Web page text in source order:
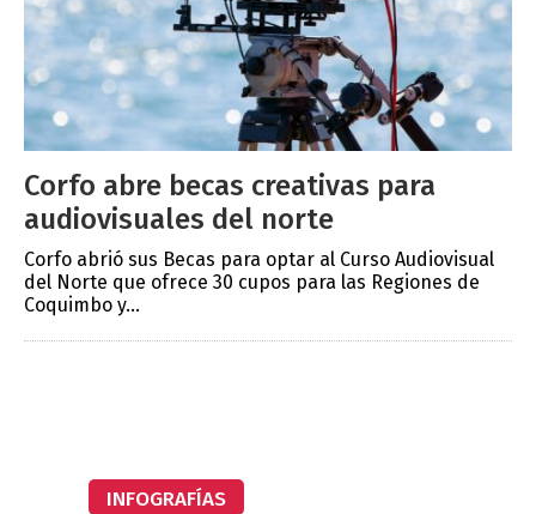
Corfo abre becas creativas para
audiovisuales del norte
Corfo abrió sus Becas para optar al Curso Audiovisual
del Norte que ofrece 30 cupos para las Regiones de
Coquimbo y...
INFOGRAFÍAS